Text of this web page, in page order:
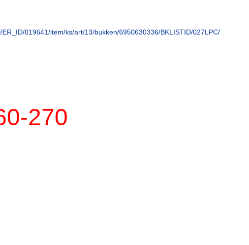
019641/item/ks/art/13/bukken/6950630336/BKLISTID/027LPC/
270